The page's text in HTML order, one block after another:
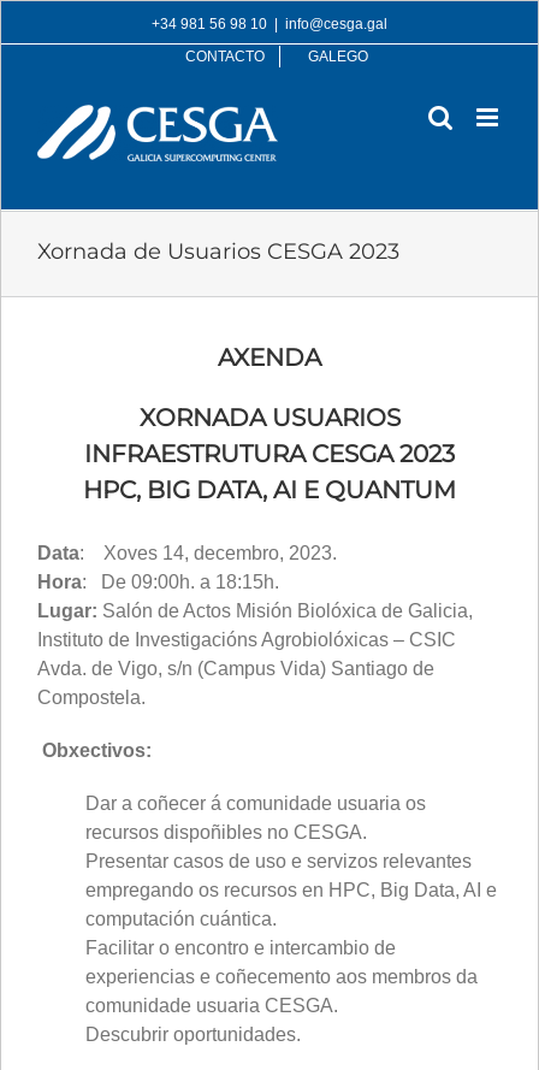
to
+34 981 56 98 10
info@cesga.gal
CONTACTO
GALEGO
Xornada de Usuarios CESGA 2023
AXENDA
XORNADA USUARIOS
INFRAESTRUTURA CESGA 2023
HPC, BIG DATA, AI E QUANTUM
Data: Xoves 14, decembro, 2023.
Hora: De 09:00h. a 18:15h.
Lugar: Salón de Actos Misión Biolóxica de Galicia,
Instituto de Investigacións Agrobiolóxicas – CSIC
Avda. de Vigo, s/n (Campus Vida) Santiago de
Compostela.
Obxectivos:
Dar a coñecer á comunidade usuaria os
recursos dispoñibles no CESGA.
Presentar casos de uso e servizos relevantes
empregando os recursos en HPC, Big Data, AI e
computación cuántica.
Facilitar o encontro e intercambio de
experiencias e coñecemento aos membros da
comunidade usuaria CESGA.
Descubrir oportunidades.